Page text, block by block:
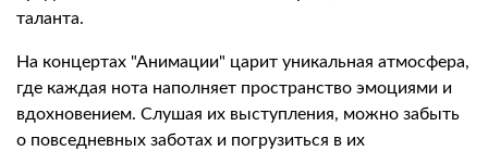
таланта.
На концертах "Анимации" царит уникальная атмосфера,
где каждая нота наполняет пространство эмоциями и
вдохновением. Слушая их выступления, можно забыть
о повседневных заботах и погрузиться в их